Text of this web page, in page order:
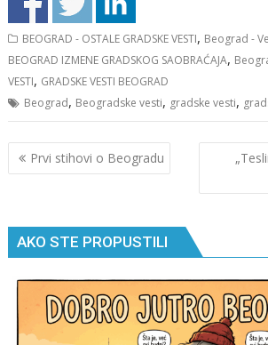
BEOGRAD - OSTALE GRADSKE VESTI, Beograd -
BEOGRAD IZMENE GRADSKOG SAOBRAĆAJA,
VESTI, GRADSKE VESTI BEOGRAD
Beograd, Beogradske vesti, gradske vesti,
Кретање
чланка
Prvi stihovi o Beogradu
AKO STE PROPUSTILI